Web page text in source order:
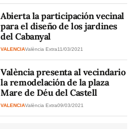
Abierta la participación vecinal
para el diseño de los jardines
del Cabanyal
VALENCIAValència Extra11/03/2021
València presenta al vecindario
la remodelación de la plaza
Mare de Déu del Castell
VALENCIAValència Extra09/03/2021